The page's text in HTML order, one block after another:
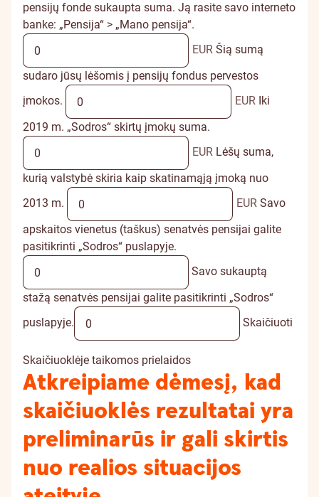
pensijų fonde sukaupta suma. Ją rasite savo interneto
banke: „Pensija“ > „Mano pensija“.
EUR Šią sumą
sudaro jūsų lėšomis į pensijų fondus pervestos
įmokos.
EUR Iki
2019 m. „Sodros“ skirtų įmokų suma.
EUR Lėšų suma,
kurią valstybė skiria kaip skatinamąją įmoką nuo
2013 m.
EUR Savo
apskaitos vienetus (taškus) senatvės pensijai galite
pasitikrinti „Sodros“ puslapyje.
Savo sukauptą
stažą senatvės pensijai galite pasitikrinti „Sodros“
puslapyje.
Skaičiuoti
Skaičiuoklėje taikomos prielaidos
Atkreipiame dėmesį, kad
skaičiuoklės rezultatai yra
preliminarūs ir gali skirtis
nuo realios situacijos